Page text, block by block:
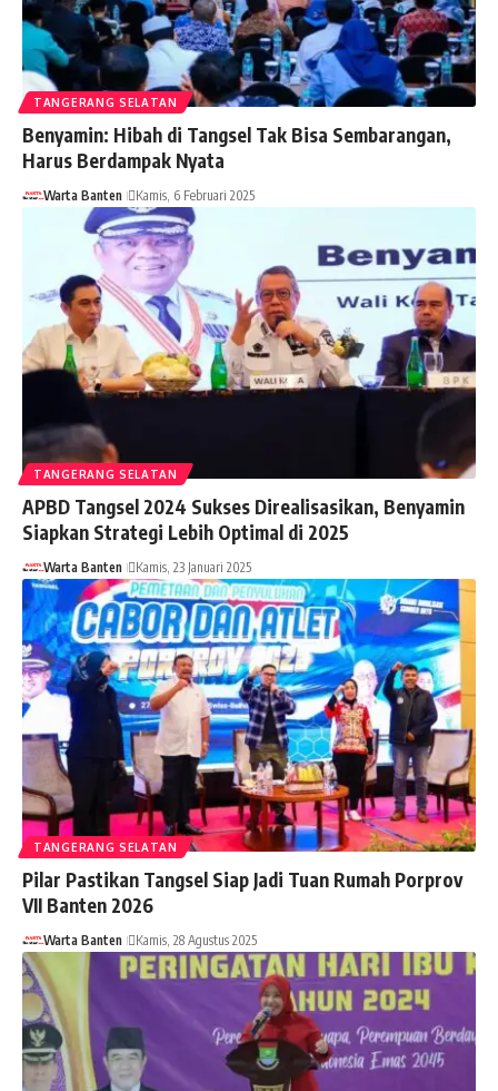
TANGERANG SELATAN
Benyamin: Hibah di Tangsel Tak Bisa Sembarangan,
Harus Berdampak Nyata
Warta Banten Kamis, 6 Februari 2025
TANGERANG SELATAN
APBD Tangsel 2024 Sukses Direalisasikan, Benyamin
Siapkan Strategi Lebih Optimal di 2025
Warta Banten Kamis, 23 Januari 2025
TANGERANG SELATAN
Pilar Pastikan Tangsel Siap Jadi Tuan Rumah Porprov
VII Banten 2026
Warta Banten Kamis, 28 Agustus 2025